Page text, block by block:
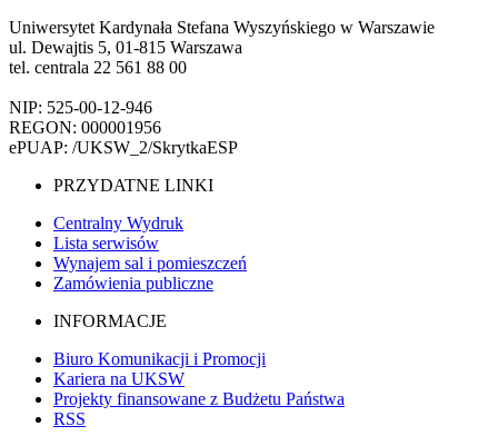
Uniwersytet Kardynała Stefana Wyszyńskiego w Warszawie
ul. Dewajtis 5, 01-815 Warszawa
tel. centrala 22 561 88 00
NIP: 525-00-12-946
REGON: 000001956
ePUAP: /UKSW_2/SkrytkaESP
PRZYDATNE LINKI
Centralny Wydruk
Lista serwisów
Wynajem sal i pomieszczeń
Zamówienia publiczne
INFORMACJE
Biuro Komunikacji i Promocji
Kariera na UKSW
Projekty finansowane z Budżetu Państwa
RSS